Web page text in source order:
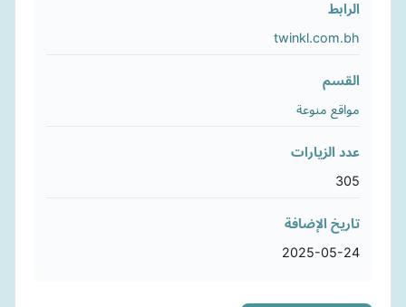
الرابط
twinkl.com.bh
القسم
مواقع منوعة
عدد الزيارات
305
تاريخ الإضافة
2025-05-24